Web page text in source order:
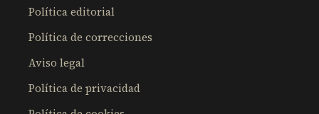
Política editorial
Política de correcciones
Aviso legal
Política de privacidad